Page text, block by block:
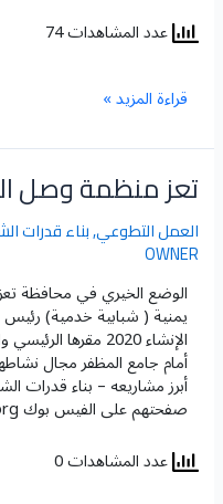
عدد المشاهدات 74
قراءة المزيد »
تعز منظمة وصل
العمل التطوعي,بناء قدرات
OWNER
الوضع الخيري في محافظة
يمنية ( شبابية خدمية)
الإنشاء 2020
أمام جامع المظفر مجال
أبرز مشاريعه – بناء قدرات
صفحتهم على الفيس بوك https://wasl4po.org
عدد المشاهدات 0
تعز
منظمة
وصل
السلام